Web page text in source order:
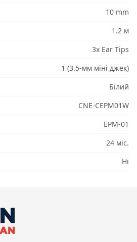
10 mm
1.2 м
3x Ear Tips
1 (3.5-мм міні джек)
Білий
CNE-CEPM01W
EPM-01
24 міс.
Ні